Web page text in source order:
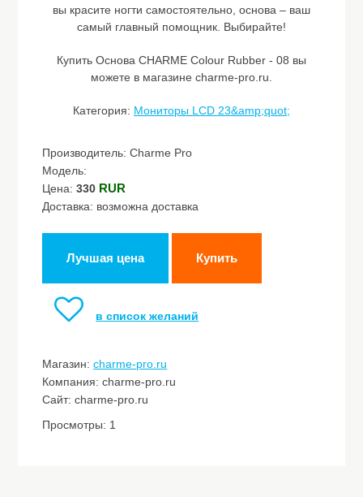
вы красите ногти самостоятельно, основа – ваш
самый главный помощник. Выбирайте!
Купить Основа CHARME Colour Rubber - 08 вы
можете в магазине charme-pro.ru.
Категория: Мониторы LCD 23&amp;quot;
Производитель: Charme Pro
Модель:
Цена:330 RUR
Доставка: возможна доставка
Лучшая цена Купить
в список желаний
Магазин:charme-pro.ru
Компания: charme-pro.ru
Сайт: charme-pro.ru
Просмотры: 1